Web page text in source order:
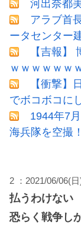
河出奈都
アラブ首
ータセンター
【吉報】
ｗｗｗｗｗｗ
【衝撃】
でボコボコに
1944年7
海兵隊を空撮！
2 ：2021/06/06(
払うわけない
恐らく戦争し